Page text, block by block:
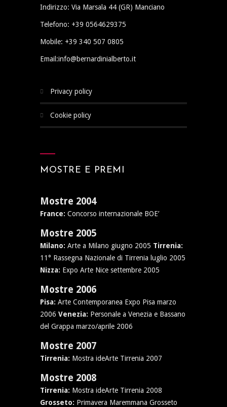
Indirizzo: Via Marsala 44 (GR) Manciano
Telefono: +39 0564629375
Mobile: +39 340 507 0805
Email:info@bernardinialberto.it
privacy policy
cookie policy
MOSTRE E PREMI
Mostre 2004
France: Concorso internazionale BOE’
Mostre 2005
Milano: Arte a Milano giugno 2005 Tirrenia:
11° Rassegna Nazionale di Tirrenia luglio 2005
Nizza: Expo Arte Nice settembre 2005
Mostre 2006
Pisa: Arte Contemporanea Expo Pisa marzo
2006 Venezia: Personale a Venezia e Bassano
del Grappa marzo/aprile 2006
Mostre 2007
Tirrenia: Mostra ideArte Tirrenia 2007
Mostre 2008
Tirrenia: Mostra ideArte Tirrenia 2008
Grosseto: Primavera Maremmana Grosseto